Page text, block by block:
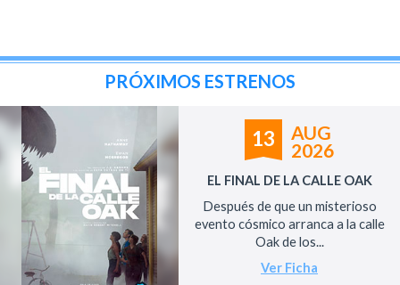
PRÓXIMOS ESTRENOS
13
AUG
2026
EL FINAL DE LA CALLE OAK
Después de que un misterioso
evento cósmico arranca a la calle
Oak de los...
Ver Ficha